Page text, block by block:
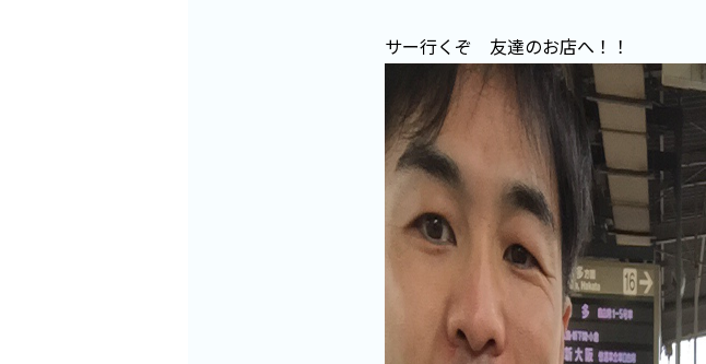
サー行くぞ 友達のお店へ！！